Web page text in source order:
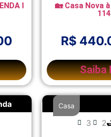
l
🏡 Casa Nova
R$
Saiba
Casa
3 2